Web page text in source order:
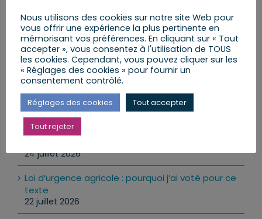
Mon Agenda
Mes Lettres aux Citoyens
Mes dernières publications
Les réseaux sociaux interdits aux moins de 15 ans
24 juillet 2026
Loi d’urgence agricole : pourquoi j’ai voté pour ce
texte
22 juillet 2026
Nous utilisons des cookies sur notre site Web pour
vous offrir une expérience la plus pertinente en
mémorisant vos préférences. En cliquant sur « Tout
accepter », vous consentez à l'utilisation de TOUS
les cookies. Cependant, vous pouvez cliquer sur les
« Réglages des cookies » pour fournir un
consentement contrôlé.
Réglages des cookies Tout accepter
Tout rejeter